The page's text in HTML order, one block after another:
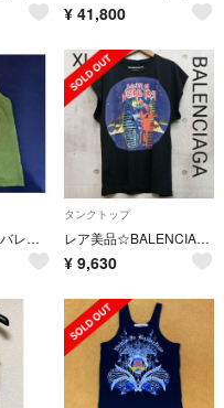
¥ 41,800
BALENCIAGA★バレンシアガ ロゴタンクトップ38
タンクトップ
レア美品☆BALENCIAGA☆バレンシアガ タンクノースリーブTシャツ黒 XL
¥ 9,630